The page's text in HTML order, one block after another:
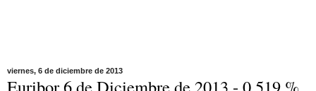
viernes, 6 de diciembre de 2013